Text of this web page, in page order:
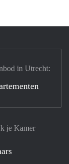
je Kamer
in Utrecht: